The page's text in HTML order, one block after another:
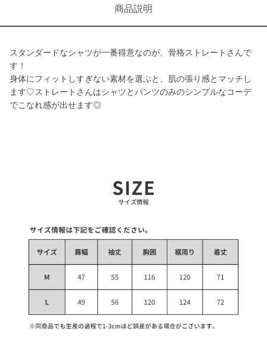
商品説明
スタンダードなシャツが一番得意なのが、骨格ストレートさんで
す！
身体にフィットしすぎない素材を選ぶと、肌の張り感とマッチし
ます♡ストレートさんはシャツとパンツのみのシンプルなコーデ
でこなれ感が出せます◎